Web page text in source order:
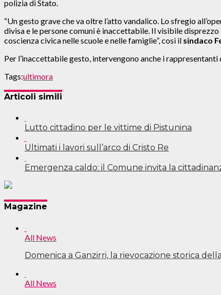
polizia di Stato.
“Un gesto grave che va oltre l’atto vandalico. Lo sfregio
divisa e le persone comuni è inaccettabile. Il visibile
coscienza civica nelle scuole e nelle famiglie”, così il sindaco
Per l’inaccettabile gesto, intervengono anche i
Tags:ultimora
Articoli simili
Lutto cittadino per le vittime di Pistunina
Ultimati i lavori sull’arco di Cristo Re
Emergenza caldo: il Comune invita la
Navigazione
articoli
Magazine
All News
Domenica a Ganzirri, la rievocazione storica
All News